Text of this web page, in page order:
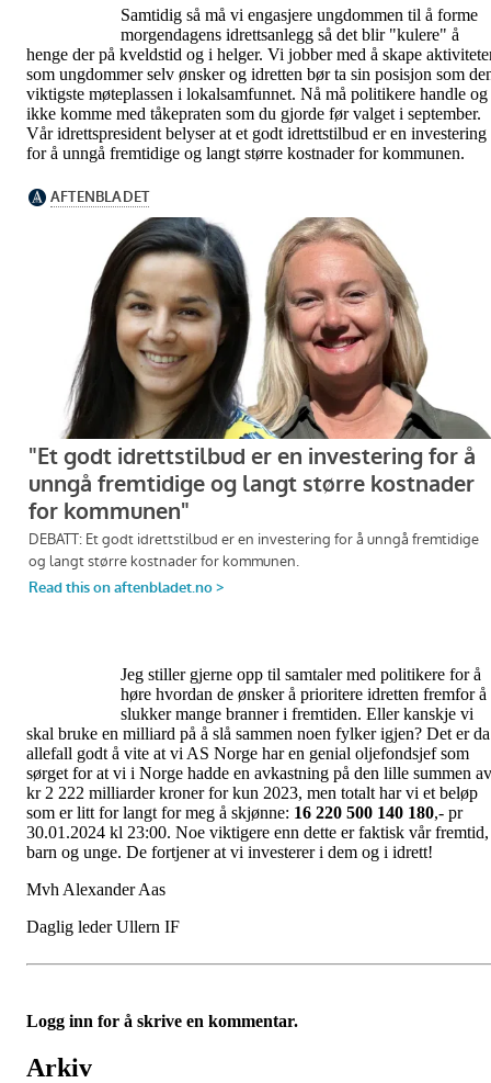
Samtidig så må vi engasjere ungdommen til å forme
morgendagens idrettsanlegg så det blir "kulere" å
henge der på kveldstid og i helger. Vi jobber med å skape
som ungdommer selv ønsker og idretten bør ta sin posisjon som
viktigste møteplassen i lokalsamfunnet. Nå må politikere handle og
ikke komme med tåkepraten som du gjorde før valget i september.
Vår idrettspresident belyser at et godt idretts­tilbud er en investering
for å unn­gå frem­tidige og langt større kost­nader for kom­munen.
Jeg stiller gjerne opp til samtaler med politikere for å
høre hvordan de ønsker å prioritere idretten fremfor å
slukker mange branner i fremtiden. Eller kanskje vi
skal bruke en milliard på å slå sammen noen fylker igjen? Det er
allefall godt å vite at vi AS Norge har en genial oljefondsjef som
sørget for at vi i Norge hadde en avkastning på den lille summen av
kr 2 222 milliarder kroner for kun 2023, men totalt har vi et beløp
som er litt for langt for meg å skjønne: 16 220 500 140 180,- pr
30.01.2024 kl 23:00. Noe viktigere enn dette er faktisk vår fremtid,
barn og unge. De fortjener at vi investerer i dem og i idrett!
Mvh Alexander Aas
Daglig leder Ullern IF
Logg inn for å skrive en kommentar.
Arkiv